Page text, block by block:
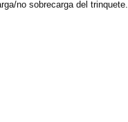
no sobrecarga del trinquete.